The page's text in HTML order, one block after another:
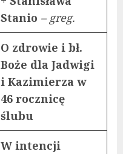
Stanio – greg.
O zdrowie i bł.
Boże dla Jadwigi
i Kazimierza w
46 rocznicę
ślubu
W intencji